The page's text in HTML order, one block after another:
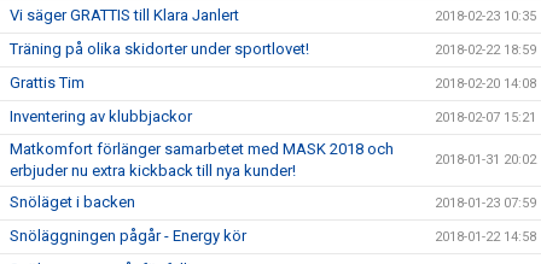
Vi säger GRATTIS till Klara Janlert 2018-02-23 10:35
Träning på olika skidorter under sportlovet! 2018-02-22 18:59
Grattis Tim 2018-02-20 14:08
Inventering av klubbjackor 2018-02-07 15:21
Matkomfort förlänger samarbetet med MASK 2018 och
erbjuder nu extra kickback till nya kunder!
2018-01-31 20:02
Snöläget i backen 2018-01-23 07:59
Snöläggningen pågår - Energy kör 2018-01-22 14:58